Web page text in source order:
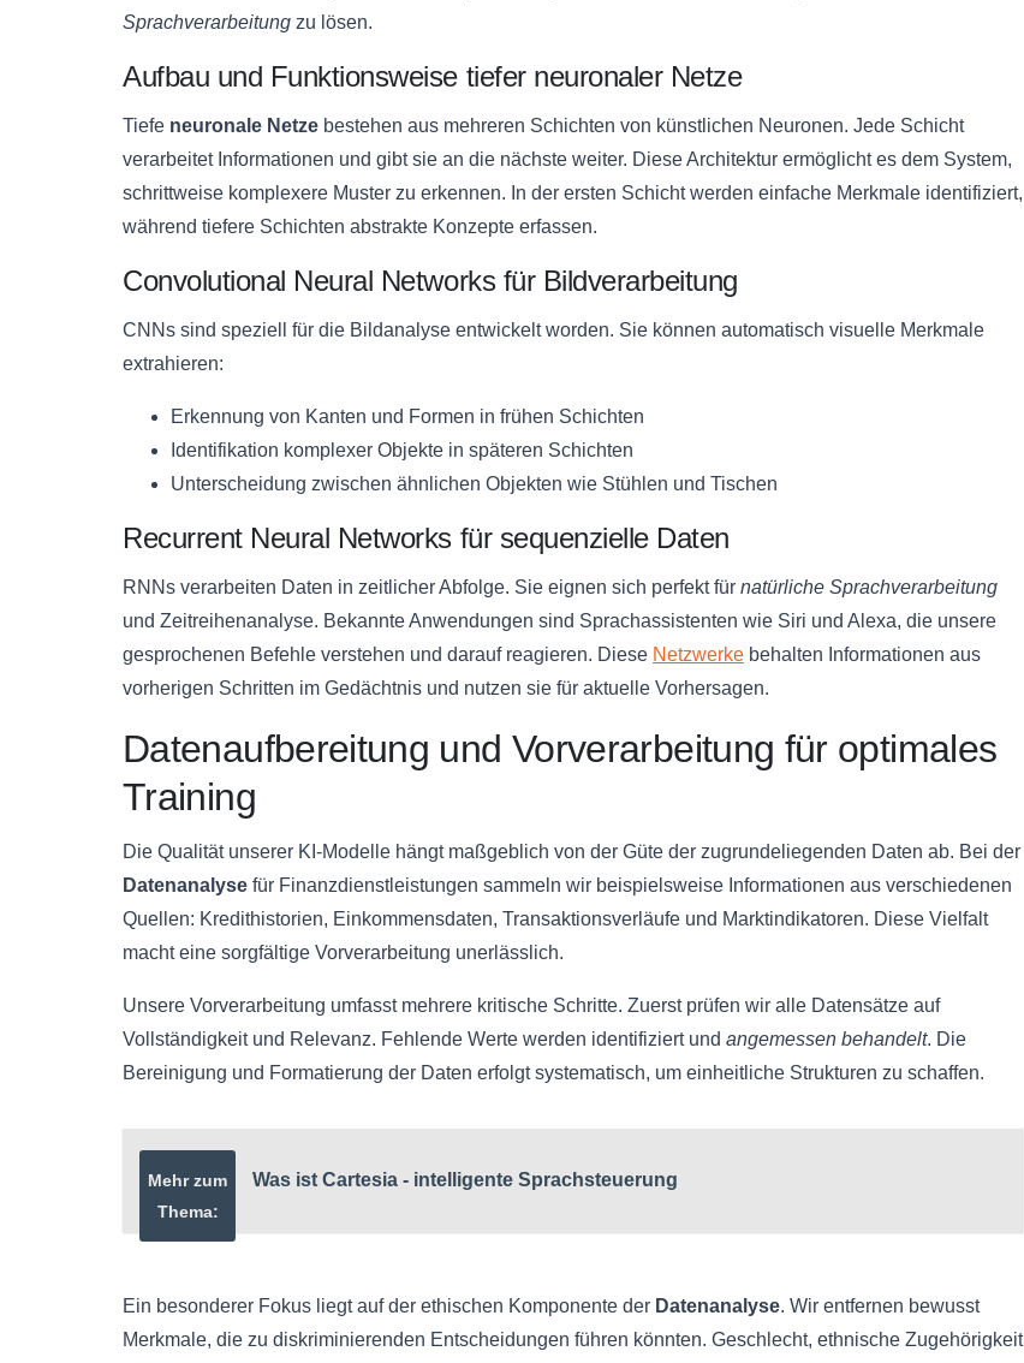
Sprachverarbeitung zu lösen.
Aufbau und Funktionsweise tiefer neuronaler Netze
Tiefe neuronale Netze bestehen aus mehreren Schichten von künstlichen Neuronen. Jede Schicht
verarbeitet Informationen und gibt sie an die nächste weiter. Diese Architektur ermöglicht es dem System,
schrittweise komplexere Muster zu erkennen. In der ersten Schicht werden einfache Merkmale identifiziert,
während tiefere Schichten abstrakte Konzepte erfassen.
Convolutional Neural Networks für Bildverarbeitung
CNNs sind speziell für die Bildanalyse entwickelt worden. Sie können automatisch visuelle Merkmale
extrahieren:
Erkennung von Kanten und Formen in frühen Schichten
Identifikation komplexer Objekte in späteren Schichten
Unterscheidung zwischen ähnlichen Objekten wie Stühlen und Tischen
Recurrent Neural Networks für sequenzielle Daten
RNNs verarbeiten Daten in zeitlicher Abfolge. Sie eignen sich perfekt für natürliche Sprachverarbeitung
und Zeitreihenanalyse. Bekannte Anwendungen sind Sprachassistenten wie Siri und Alexa, die unsere
gesprochenen Befehle verstehen und darauf reagieren. Diese Netzwerke behalten Informationen aus
vorherigen Schritten im Gedächtnis und nutzen sie für aktuelle Vorhersagen.
Datenaufbereitung und Vorverarbeitung für optimales
Training
Die Qualität unserer KI-Modelle hängt maßgeblich von der Güte der zugrundeliegenden Daten ab. Bei der
Datenanalyse für Finanzdienstleistungen sammeln wir beispielsweise Informationen aus verschiedenen
Quellen: Kredithistorien, Einkommensdaten, Transaktionsverläufe und Marktindikatoren. Diese Vielfalt
macht eine sorgfältige Vorverarbeitung unerlässlich.
Unsere Vorverarbeitung umfasst mehrere kritische Schritte. Zuerst prüfen wir alle Datensätze auf
Vollständigkeit und Relevanz. Fehlende Werte werden identifiziert und angemessen behandelt. Die
Bereinigung und Formatierung der Daten erfolgt systematisch, um einheitliche Strukturen zu schaffen.
Mehr zum
Thema:
Was ist Cartesia - intelligente Sprachsteuerung
Ein besonderer Fokus liegt auf der ethischen Komponente der Datenanalyse. Wir entfernen bewusst
Merkmale, die zu diskriminierenden Entscheidungen führen könnten. Geschlecht, ethnische Zugehörigkeit